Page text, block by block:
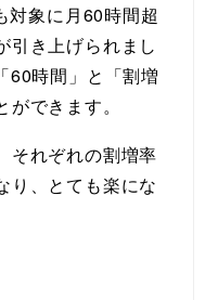
対象に月60時間超
引き上げられまし
60時間」と「割増
できます。
それぞれの割増率
り、とても楽にな